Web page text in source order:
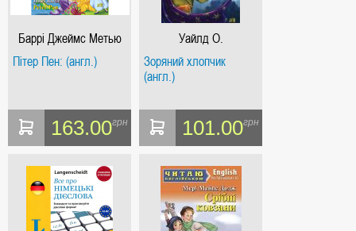
Баррі Джеймс Метью
Пітер Пен: (англ.)
163.00грн
Уайлд О.
Зоряний хлопчик
(англ.)
101.00грн